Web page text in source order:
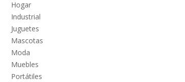
Hogar
Industrial
Juguetes
Mascotas
Moda
Muebles
Portátiles